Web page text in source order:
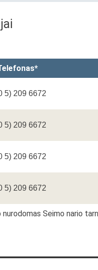
5) 209 6672
5) 209 6672
5) 209 6672
5) 209 6672
Seimo nario